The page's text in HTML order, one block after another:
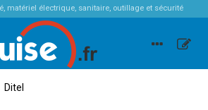
matériel électrique, sanitaire, outillage et sécurité
Ditel